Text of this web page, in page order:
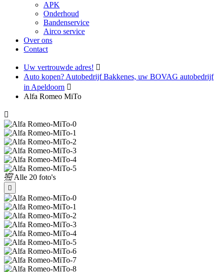
APK
Onderhoud
Bandenservice
Airco service
Over ons
Contact
Uw vertrouwde adres!
Auto kopen? Autobedrijf Bakkenes, uw BOVAG autobedrijf
in Apeldoorn
Alfa Romeo MiTo
Alle 20 foto's